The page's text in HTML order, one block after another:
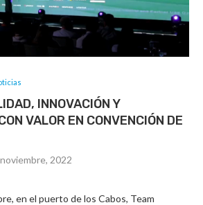
INNOVACIÓN Y
VALOR EN CONVENCIÓN DE
2022
en el puerto de los Cabos, Team